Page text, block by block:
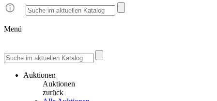
Menü
Auktionen
Auktionen
zurück